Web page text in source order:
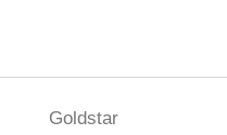
Goldstar